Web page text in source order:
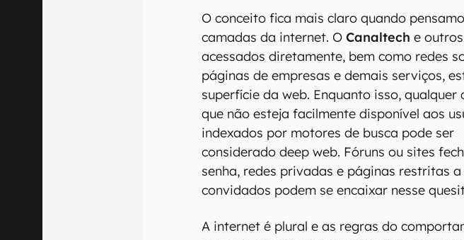
O conceito fica mais claro quando
camadas da internet. OCanaltech e
acessados diretamente, bem como redes
páginas de empresas e demais serviços,
superfície da web. Enquanto isso, qualquer
que não esteja facilmente disponível aos
indexados por motores de busca pode ser
considerado deep web. Fóruns ou sites
senha, redes privadas e páginas restritas a
convidados podem se encaixar nesse
A internet é plural e as regras do